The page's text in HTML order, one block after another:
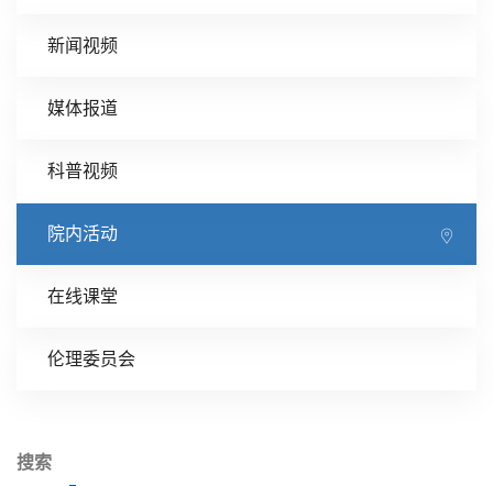
新闻视频
媒体报道
科普视频
院内活动
在线课堂
伦理委员会
搜索